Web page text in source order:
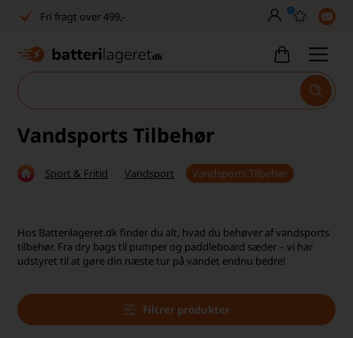
Fri fragt over 499,-
Dansk lager
1040+ glade kunder på Trustpilot
Dag-til-dag levering
Dansk lager
Tlf. er lukket uge 27-32
0
Vandsports Tilbehør
Sport & Fritid Vandsport Vandsports Tilbehør
Hos Batterilageret.dk finder du alt, hvad du behøver af vandsports
tilbehør. Fra dry bags til pumper og paddleboard sæder – vi har
udstyret til at gøre din næste tur på vandet endnu bedre!
Filtrer produkter